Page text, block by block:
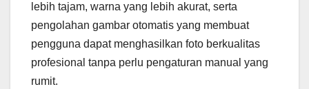
lebih tajam, warna yang lebih akurat, serta
pengolahan gambar otomatis yang membuat
pengguna dapat menghasilkan foto berkualitas
profesional tanpa perlu pengaturan manual yang
rumit.